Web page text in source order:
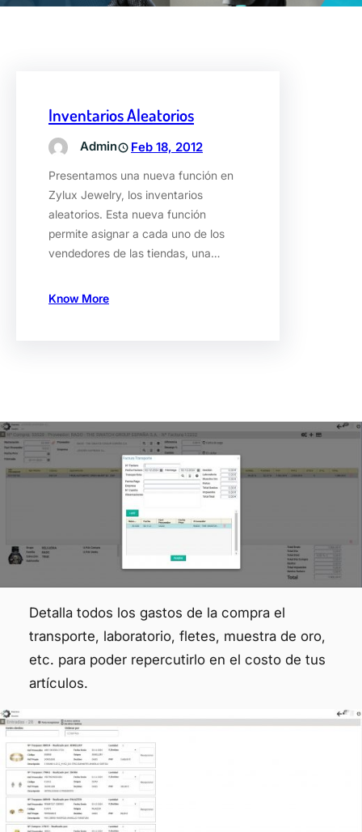
Inventarios Aleatorios
Admin Feb 18, 2012
Presentamos una nueva función en
Zylux Jewelry, los inventarios
aleatorios. Esta nueva función
permite asignar a cada uno de los
vendedores de las tiendas, una…
Know More
Detalla todos los gastos de la compra el
transporte, laboratorio, fletes, muestra de oro,
etc. para poder repercutirlo en el costo de tus
artículos.